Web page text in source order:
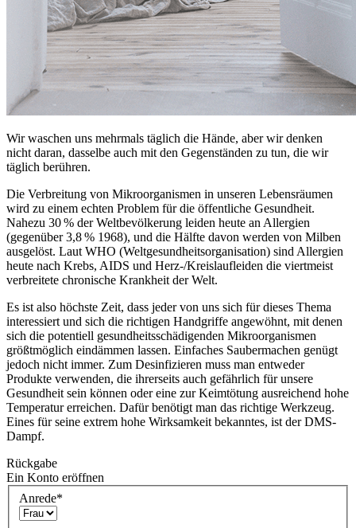
Wir waschen uns mehrmals täglich die Hände, aber wir denken
nicht daran, dasselbe auch mit den Gegenständen zu tun, die wir
täglich berühren.
Die Verbreitung von Mikroorganismen in unseren Lebensräumen
wird zu einem echten Problem für die öffentliche Gesundheit.
Nahezu 30 % der Weltbevölkerung leiden heute an Allergien
(gegenüber 3,8 % 1968), und die Hälfte davon werden von Milben
ausgelöst. Laut WHO (Weltgesundheitsorganisation) sind Allergien
heute nach Krebs, AIDS und Herz-/Kreislaufleiden die viertmeist
verbreitete chronische Krankheit der Welt.
Es ist also höchste Zeit, dass jeder von uns sich für dieses Thema
interessiert und sich die richtigen Handgriffe angewöhnt, mit denen
sich die potentiell gesundheitsschädigenden Mikroorganismen
größtmöglich eindämmen lassen. Einfaches Saubermachen genügt
jedoch nicht immer. Zum Desinfizieren muss man entweder
Produkte verwenden, die ihrerseits auch gefährlich für unsere
Gesundheit sein können oder eine zur Keimtötung ausreichend hohe
Temperatur erreichen. Dafür benötigt man das richtige Werkzeug.
Eines für seine extrem hohe Wirksamkeit bekanntes, ist der DMS-
Dampf.
Rückgabe
Ein Konto eröffnen
Anrede*